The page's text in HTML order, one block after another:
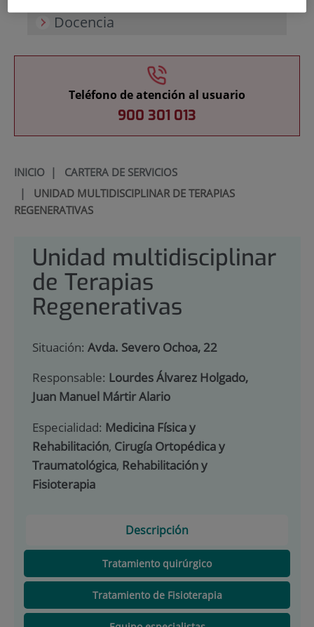
Docencia
Teléfono de atención al usuario
900 301 013
INICIO| CARTERA DE SERVICIOS
| UNIDAD MULTIDISCIPLINAR DE TERAPIAS
REGENERATIVAS
Unidad multidisciplinar
de Terapias
Regenerativas
Situación: Avda. Severo Ochoa, 22
Responsable: Lourdes Álvarez Holgado,
Juan Manuel Mártir Alario
Especialidad: Medicina Física y
Rehabilitación, Cirugía Ortopédica y
Traumatológica, Rehabilitación y
Fisioterapia
Descripción
Tratamiento quirúrgico
Tratamiento de Fisioterapia